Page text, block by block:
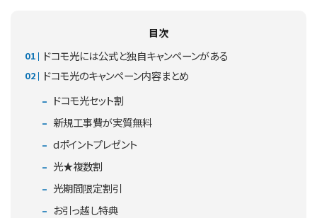
目次
ドコモ光には公式と独自キャンペーンがある
ドコモ光のキャンペーン内容まとめ
ドコモ光セット割
新規工事費が実質無料
dポイントプレゼント
光★複数割
光期間限定割引
お引っ越し特典